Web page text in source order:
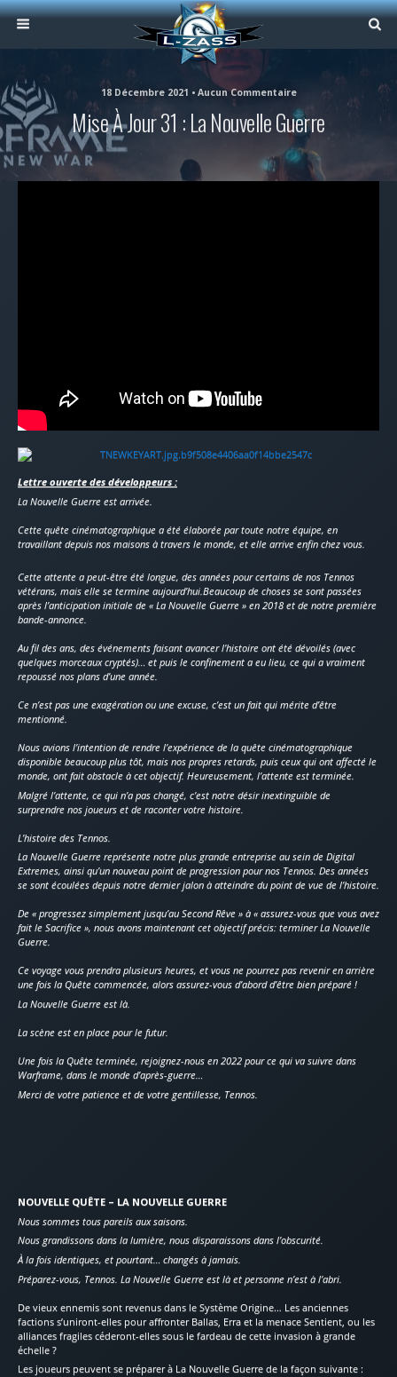
18 Décembre 2021 • Aucun Commentaire
Mise À Jour 31 : La Nouvelle Guerre
Lettre ouverte des développeurs :
La Nouvelle Guerre est arrivée.
Cette quête cinématographique a été élaborée par toute notre équipe, en
travaillant depuis nos maisons à travers le monde, et elle arrive enfin chez vous.
Cette attente a peut-être été longue, des années pour certains de nos Tennos
vétérans, mais elle se termine aujourd’hui.Beaucoup de choses se sont passées
après l’anticipation initiale de « La Nouvelle Guerre » en 2018 et de notre première
bande-annonce.
Au fil des ans, des événements faisant avancer l’histoire ont été dévoilés (avec
quelques morceaux cryptés)… et puis le confinement a eu lieu, ce qui a vraiment
repoussé nos plans d’une année.
Ce n’est pas une exagération ou une excuse, c’est un fait qui mérite d’être
mentionné.
Nous avions l’intention de rendre l’expérience de la quête cinématographique
disponible beaucoup plus tôt, mais nos propres retards, puis ceux qui ont affecté le
monde, ont fait obstacle à cet objectif. Heureusement, l’attente est terminée.
Malgré l’attente, ce qui n’a pas changé, c’est notre désir inextinguible de
surprendre nos joueurs et de raconter votre histoire.
L’histoire des Tennos.
La Nouvelle Guerre représente notre plus grande entreprise au sein de Digital
Extremes, ainsi qu’un nouveau point de progression pour nos Tennos. Des années
se sont écoulées depuis notre dernier jalon à atteindre du point de vue de l’histoire.
De « progressez simplement jusqu’au Second Rêve » à « assurez-vous que vous avez
fait le Sacrifice », nous avons maintenant cet objectif précis: terminer La Nouvelle
Guerre.
Ce voyage vous prendra plusieurs heures, et vous ne pourrez pas revenir en arrière
une fois la Quête commencée, alors assurez-vous d’abord d’être bien préparé !
La Nouvelle Guerre est là.
La scène est en place pour le futur.
Une fois la Quête terminée, rejoignez-nous en 2022 pour ce qui va suivre dans
Warframe, dans le monde d’après-guerre…
Merci de votre patience et de votre gentillesse, Tennos.
NOUVELLE QUÊTE – LA NOUVELLE GUERRE
Nous sommes tous pareils aux saisons.
Nous grandissons dans la lumière, nous disparaissons dans l’obscurité.
À la fois identiques, et pourtant… changés à jamais.
Préparez-vous, Tennos. La Nouvelle Guerre est là et personne n’est à l’abri.
De vieux ennemis sont revenus dans le Système Origine… Les anciennes
factions s’uniront-elles pour affronter Ballas, Erra et la menace Sentient, ou les
alliances fragiles céderont-elles sous le fardeau de cette invasion à grande
échelle ?
Les joueurs peuvent se préparer à La Nouvelle Guerre de la façon suivante :